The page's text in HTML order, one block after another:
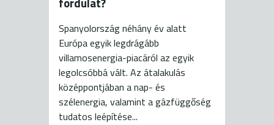
Spanyolország néhány év alatt
Európa egyik legdrágább
villamosenergia-piacáról az egyik
legolcsóbbá vált. Az átalakulás
középpontjában a nap- és
szélenergia, valamint a gázfüggőség
tudatos leépítése...